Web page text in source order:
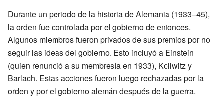
Durante un periodo de la historia de Alemania (1933–45),
la orden fue controlada por el gobierno de entonces.
Algunos miembros fueron privados de sus premios por no
seguir las ideas del gobierno. Esto incluyó a Einstein
(quien renunció a su membresía en 1933), Kollwitz y
Barlach. Estas acciones fueron luego rechazadas por la
orden y por el gobierno alemán después de la guerra.